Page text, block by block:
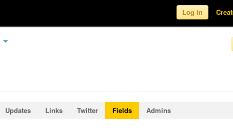
Log in
Updates Links Twitter Fields Admins